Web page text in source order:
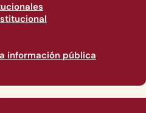
información pública